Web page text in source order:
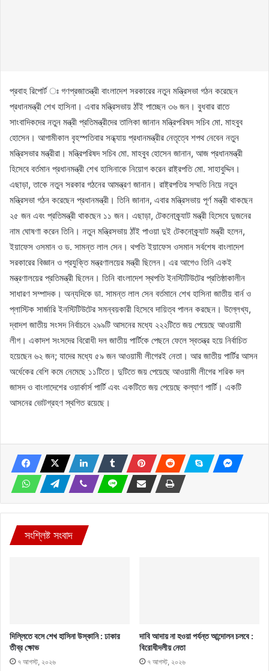
প্রবাহ রিপোর্ট ঃ গণপ্রজাতন্ত্রী বাংলাদেশ সরকারের নতুন মন্ত্রিসভা গঠন করেছেন
প্রধানমন্ত্রী শেখ হাসিনা। এবার মন্ত্রিসভায় ঠাঁই পাচ্ছেন ৩৬ জন। বুধবার রাতে
সাংবাদিকদের নতুন মন্ত্রী প্রতিমন্ত্রীদের তালিকা জানান মন্ত্রিপরিষদ সচিব মো. মাহবুব
হোসেন। আগামীকাল বৃহস্পতিবার সন্ধ্যায় প্রধানমন্ত্রীর নেতৃত্বে শপথ নেবেন নতুন
মন্ত্রিসভার মন্ত্রীরা। মন্ত্রিপরিষদ সচিব মো. মাহবুব হোসেন জানান, আজ প্রধানমন্ত্রী
হিসেবে বর্তমান প্রধানমন্ত্রী শেখ হাসিনাকে নিয়োগ করেন রাষ্ট্রপতি মো. সাহাবুদ্দিন।
এছাড়া, তাকে নতুন সরকার গঠনের আমন্ত্রণ জানান। রাষ্ট্রপতির সম্মতি নিয়ে নতুন
মন্ত্রিসভা গঠন করেছেন প্রধানমন্ত্রী। তিনি জানান, এবার মন্ত্রিসভায় পূর্ণ মন্ত্রী থাকছেন
২৫ জন এবং প্রতিমন্ত্রী থাকছেন ১১ জন। এছাড়া, টেকনোক্র্যাট মন্ত্রী হিসেবে দুজনের
নাম ঘোষণা করেন তিনি। নতুন মন্ত্রিসভায় ঠাঁই পাওয়া দুই টেকনোক্র্যাট মন্ত্রী হলেন,
ইয়াফেস ওসমান ও ড. সামন্ত লাল সেন। থপতি ইয়াফেস ওসমান সর্বশেষ বাংলাদেশ
সরকারের বিজ্ঞান ও প্রযুক্তি মন্ত্রণালয়ের মন্ত্রী ছিলেন। এর আগেও তিনি একই
মন্ত্রণালয়ের প্রতিমন্ত্রী ছিলেন। তিনি বাংলাদেশ স্থপতি ইনস্টিটিউটের প্রতিষ্ঠাকালীন
সাধারণ সম্পাদক। অন্যদিকে ডা. সামন্ত লাল সেন বর্তমানে শেখ হাসিনা জাতীয় বার্ন ও
প্লাস্টিক সার্জারি ইনস্টিটিউটের সমন্বয়কারী হিসেবে দায়িত্ব পালন করছেন। উল্লেখ্য,
দ্বাদশ জাতীয় সংসদ নির্বাচনে ২৯৯টি আসনের মধ্যে ২২২টিতে জয় পেয়েছে আওয়ামী
লীগ। একাদশ সংসদের বিরোধী দল জাতীয় পার্টিকে পেছনে ফেলে স্বতন্ত্র হয়ে নির্বাচিত
হয়েছেন ৬২ জন; যাদের মধ্যে ৫৯ জন আওয়ামী লীগেরই নেতা। আর জাতীয় পার্টির আসন
অর্ধেকের বেশি কমে নেমেছে ১১টিতে। দুটিতে জয় পেয়েছে আওয়ামী লীগের শরিক দল
জাসদ ও বাংলাদেশের ওয়ার্কার্স পার্টি এবং একটিতে জয় পেয়েছে কল্যাণ পার্টি। একটি
আসনের ভোটগ্রহণ স্থগিত রয়েছে।
সংশ্লিষ্ট সংবাদ
দিল্লিতে বসে শেখ হাসিনা উস্কানি : ঢাকার
তীব্র ক্ষোভ
৭ আগস্ট, ২০২৬
দাবি আদায় না হওয়া পর্যন্ত আন্দোলন চলবে :
বিরোধীদলীয় নেতা
৭ আগস্ট, ২০২৬